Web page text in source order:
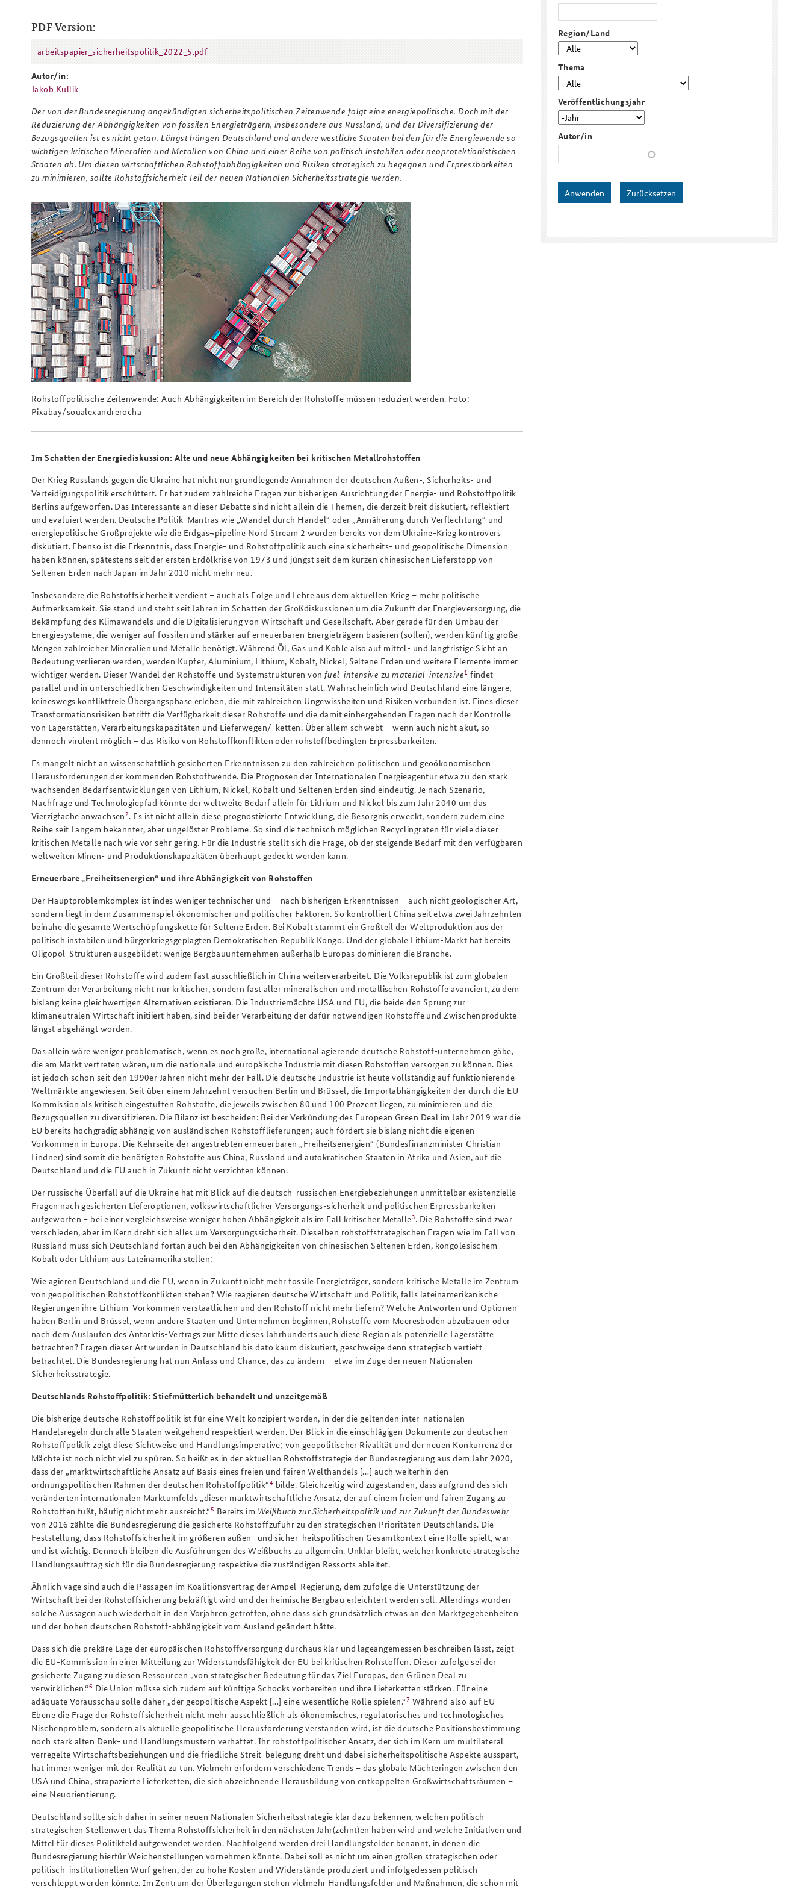
Praktika an der BAKS Freundeskreis
Arbeitskreis "Junge
Studierendenkonferenz
PDF Version:
arbeitspapier_sicherheitspolitik_2022_5.pdf
arbeitspapier_sicherheitspolitik_2022_5.pdf
Autor/in:
Jakob Kullik
Der von der Bundesregierung angekündigten sicherheitspolitischen Zeitenwende folgt eine energiepolitische. Doch mit der
Reduzierung der Abhängigkeiten von fossilen Energieträgern, insbesondere aus Russland, und der Diversifizierung der
Bezugsquellen ist es nicht getan. Längst hängen Deutschland und andere westliche Staaten bei den für die Energiewende so
wichtigen kritischen Mineralien und Metallen von China und einer Reihe von politisch instabilen oder neoprotektionistischen
Staaten ab. Um diesen wirtschaftlichen Rohstoffabhängigkeiten und Risiken strategisch zu begegnen und Erpressbarkeiten
zu minimieren, sollte Rohstoffsicherheit Teil der neuen Nationalen Sicherheitsstrategie werden.
Rohstoffpolitische Zeitenwende: Auch Abhängigkeiten im Bereich der Rohstoffe müssen reduziert werden. Foto:
Pixabay/soualexandrerocha
Im Schatten der Energiediskussion: Alte und neue Abhängigkeiten bei kritischen Metallrohstoffen
Der Krieg Russlands gegen die Ukraine hat nicht nur grundlegende Annahmen der deutschen Außen-, Sicherheits- und
Verteidigungspolitik erschüttert. Er hat zudem zahlreiche Fragen zur bisherigen Ausrichtung der Energie- und Rohstoffpolitik
Berlins aufgeworfen. Das Interessante an dieser Debatte sind nicht allein die Themen, die derzeit breit diskutiert, reflektiert
und evaluiert werden. Deutsche Politik-Mantras wie „Wandel durch Handel“ oder „Annäherung durch Verflechtung“ und
energiepolitische Großprojekte wie die Erdgas¬pipeline Nord Stream 2 wurden bereits vor dem Ukraine-Krieg kontrovers
diskutiert. Ebenso ist die Erkenntnis, dass Energie- und Rohstoffpolitik auch eine sicherheits- und geopolitische Dimension
haben können, spätestens seit der ersten Erdölkrise von 1973 und jüngst seit dem kurzen chinesischen Lieferstopp von
Seltenen Erden nach Japan im Jahr 2010 nicht mehr neu.
Insbesondere die Rohstoffsicherheit verdient – auch als Folge und Lehre aus dem aktuellen Krieg – mehr politische
Aufmerksamkeit. Sie stand und steht seit Jahren im Schatten der Großdiskussionen um die Zukunft der Energieversorgung, die
Bekämpfung des Klimawandels und die Digitalisierung von Wirtschaft und Gesellschaft. Aber gerade für den Umbau der
Energiesysteme, die weniger auf fossilen und stärker auf erneuerbaren Energieträgern basieren (sollen), werden künftig große
Mengen zahlreicher Mineralien und Metalle benötigt. Während Öl, Gas und Kohle also auf mittel- und langfristige Sicht an
Bedeutung verlieren werden, werden Kupfer, Aluminium, Lithium, Kobalt, Nickel, Seltene Erden und weitere Elemente immer
wichtiger werden. Dieser Wandel der Rohstoffe und Systemstrukturen von fuel-intensive zumaterial-intensive1 findet
parallel und in unterschiedlichen Geschwindigkeiten und Intensitäten statt. Wahrscheinlich wird Deutschland eine längere,
keineswegs konfliktfreie Übergangsphase erleben, die mit zahlreichen Ungewissheiten und Risiken verbunden ist. Eines dieser
Transformationsrisiken betrifft die Verfügbarkeit dieser Rohstoffe und die damit einhergehenden Fragen nach der Kontrolle
von Lagerstätten, Verarbeitungskapazitäten und Lieferwegen/-ketten. Über allem schwebt – wenn auch nicht akut, so
dennoch virulent möglich – das Risiko von Rohstoffkonflikten oder rohstoffbedingten Erpressbarkeiten.
Es mangelt nicht an wissenschaftlich gesicherten Erkenntnissen zu den zahlreichen politischen und geoökonomischen
Herausforderungen der kommenden Rohstoffwende. Die Prognosen der Internationalen Energieagentur etwa zu den stark
wachsenden Bedarfsentwicklungen von Lithium, Nickel, Kobalt und Seltenen Erden sind eindeutig. Je nach Szenario,
Nachfrage und Technologiepfad könnte der weltweite Bedarf allein für Lithium und Nickel bis zum Jahr 2040 um das
Vierzigfache anwachsen2. Es ist nicht allein diese prognostizierte Entwicklung, die Besorgnis erweckt, sondern zudem eine
Reihe seit Langem bekannter, aber ungelöster Probleme. So sind die technisch möglichen Recyclingraten für viele dieser
kritischen Metalle nach wie vor sehr gering. Für die Industrie stellt sich die Frage, ob der steigende Bedarf mit den verfügbaren
weltweiten Minen- und Produktionskapazitäten überhaupt gedeckt werden kann.
Erneuerbare „Freiheitsenergien“ und ihre Abhängigkeit von Rohstoffen
Der Hauptproblemkomplex ist indes weniger technischer und – nach bisherigen Erkenntnissen – auch nicht geologischer Art,
sondern liegt in dem Zusammenspiel ökonomischer und politischer Faktoren. So kontrolliert China seit etwa zwei Jahrzehnten
beinahe die gesamte Wertschöpfungskette für Seltene Erden. Bei Kobalt stammt ein Großteil der Weltproduktion aus der
politisch instabilen und bürgerkriegsgeplagten Demokratischen Republik Kongo. Und der globale Lithium-Markt hat bereits
Oligopol-Strukturen ausgebildet: wenige Bergbauunternehmen außerhalb Europas dominieren die Branche.
Ein Großteil dieser Rohstoffe wird zudem fast ausschließlich in China weiterverarbeitet. Die Volksrepublik ist zum globalen
Zentrum der Verarbeitung nicht nur kritischer, sondern fast aller mineralischen und metallischen Rohstoffe avanciert, zu dem
bislang keine gleichwertigen Alternativen existieren. Die Industriemächte USA und EU, die beide den Sprung zur
klimaneutralen Wirtschaft initiiert haben, sind bei der Verarbeitung der dafür notwendigen Rohstoffe und Zwischenprodukte
längst abgehängt worden.
Das allein wäre weniger problematisch, wenn es noch große, international agierende deutsche Rohstoff-unternehmen gäbe,
die am Markt vertreten wären, um die nationale und europäische Industrie mit diesen Rohstoffen versorgen zu können. Dies
ist jedoch schon seit den 1990er Jahren nicht mehr der Fall. Die deutsche Industrie ist heute vollständig auf funktionierende
Weltmärkte angewiesen. Seit über einem Jahrzehnt versuchen Berlin und Brüssel, die Importabhängigkeiten der durch die EU-
Kommission als kritisch eingestuften Rohstoffe, die jeweils zwischen 80 und 100 Prozent liegen, zu minimieren und die
Bezugsquellen zu diversifizieren. Die Bilanz ist bescheiden: Bei der Verkündung des European Green Deal im Jahr 2019 war die
EU bereits hochgradig abhängig von ausländischen Rohstofflieferungen; auch fördert sie bislang nicht die eigenen
Vorkommen in Europa. Die Kehrseite der angestrebten erneuerbaren „Freiheitsenergien“ (Bundesfinanzminister Christian
Lindner) sind somit die benötigten Rohstoffe aus China, Russland und autokratischen Staaten in Afrika und Asien, auf die
Deutschland und die EU auch in Zukunft nicht verzichten können.
Der russische Überfall auf die Ukraine hat mit Blick auf die deutsch-russischen Energiebeziehungen unmittelbar existenzielle
Fragen nach gesicherten Lieferoptionen, volkswirtschaftlicher Versorgungs-sicherheit und politischen Erpressbarkeiten
aufgeworfen – bei einer vergleichsweise weniger hohen Abhängigkeit als im Fall kritischer Metalle3. Die Rohstoffe sind zwar
verschieden, aber im Kern dreht sich alles um Versorgungssicherheit. Dieselben rohstoffstrategischen Fragen wie im Fall von
Russland muss sich Deutschland fortan auch bei den Abhängigkeiten von chinesischen Seltenen Erden, kongolesischem
Kobalt oder Lithium aus Lateinamerika stellen:
Wie agieren Deutschland und die EU, wenn in Zukunft nicht mehr fossile Energieträger, sondern kritische Metalle im Zentrum
von geopolitischen Rohstoffkonflikten stehen? Wie reagieren deutsche Wirtschaft und Politik, falls lateinamerikanische
Regierungen ihre Lithium-Vorkommen verstaatlichen und den Rohstoff nicht mehr liefern? Welche Antworten und Optionen
haben Berlin und Brüssel, wenn andere Staaten und Unternehmen beginnen, Rohstoffe vom Meeresboden abzubauen oder
nach dem Auslaufen des Antarktis-Vertrags zur Mitte dieses Jahrhunderts auch diese Region als potenzielle Lagerstätte
betrachten? Fragen dieser Art wurden in Deutschland bis dato kaum diskutiert, geschweige denn strategisch vertieft
betrachtet. Die Bundesregierung hat nun Anlass und Chance, das zu ändern – etwa im Zuge der neuen Nationalen
Sicherheitsstrategie.
Deutschlands Rohstoffpolitik: Stiefmütterlich behandelt und unzeitgemäß
Die bisherige deutsche Rohstoffpolitik ist für eine Welt konzipiert worden, in der die geltenden inter-nationalen
Handelsregeln durch alle Staaten weitgehend respektiert werden. Der Blick in die einschlägigen Dokumente zur deutschen
Rohstoffpolitik zeigt diese Sichtweise und Handlungsimperative; von geopolitischer Rivalität und der neuen Konkurrenz der
Mächte ist noch nicht viel zu spüren. So heißt es in der aktuellen Rohstoffstrategie der Bundesregierung aus dem Jahr 2020,
dass der „marktwirtschaftliche Ansatz auf Basis eines freien und fairen Welthandels […] auch weiterhin den
ordnungspolitischen Rahmen der deutschen Rohstoffpolitik“4 bilde. Gleichzeitig wird zugestanden, dass aufgrund des sich
veränderten internationalen Marktumfelds „dieser marktwirtschaftliche Ansatz, der auf einem freien und fairen Zugang zu
Rohstoffen fußt, häufig nicht mehr ausreicht.“5 Bereits im Weißbuch zur Sicherheitspolitik und zur Zukunft der Bundeswehr
von 2016 zählte die Bundesregierung die gesicherte Rohstoffzufuhr zu den strategischen Prioritäten Deutschlands. Die
Feststellung, dass Rohstoffsicherheit im größeren außen- und sicher-heitspolitischen Gesamtkontext eine Rolle spielt, war
und ist wichtig. Dennoch bleiben die Ausführungen des Weißbuchs zu allgemein. Unklar bleibt, welcher konkrete strategische
Handlungsauftrag sich für die Bundesregierung respektive die zuständigen Ressorts ableitet.
Ähnlich vage sind auch die Passagen im Koalitionsvertrag der Ampel-Regierung, dem zufolge die Unterstützung der
Wirtschaft bei der Rohstoffsicherung bekräftigt wird und der heimische Bergbau erleichtert werden soll. Allerdings wurden
solche Aussagen auch wiederholt in den Vorjahren getroffen, ohne dass sich grundsätzlich etwas an den Marktgegebenheiten
und der hohen deutschen Rohstoff-abhängigkeit vom Ausland geändert hätte.
Dass sich die prekäre Lage der europäischen Rohstoffversorgung durchaus klar und lageangemessen beschreiben lässt, zeigt
die EU-Kommission in einer Mitteilung zur Widerstandsfähigkeit der EU bei kritischen Rohstoffen. Dieser zufolge sei der
gesicherte Zugang zu diesen Ressourcen „von strategischer Bedeutung für das Ziel Europas, den Grünen Deal zu
verwirklichen.“6 Die Union müsse sich zudem auf künftige Schocks vorbereiten und ihre Lieferketten stärken. Für eine
adäquate Vorausschau solle daher „der geopolitische Aspekt […] eine wesentliche Rolle spielen.“7 Während also auf EU-
Ebene die Frage der Rohstoffsicherheit nicht mehr ausschließlich als ökonomisches, regulatorisches und technologisches
Nischenproblem, sondern als aktuelle geopolitische Herausforderung verstanden wird, ist die deutsche Positionsbestimmung
noch stark alten Denk- und Handlungsmustern verhaftet. Ihr rohstoffpolitischer Ansatz, der sich im Kern um multilateral
verregelte Wirtschaftsbeziehungen und die friedliche Streit-belegung dreht und dabei sicherheitspolitische Aspekte ausspart,
hat immer weniger mit der Realität zu tun. Vielmehr erfordern verschiedene Trends – das globale Mächteringen zwischen den
USA und China, strapazierte Lieferketten, die sich abzeichnende Herausbildung von entkoppelten Großwirtschaftsräumen –
eine Neuorientierung.
Deutschland sollte sich daher in seiner neuen Nationalen Sicherheitsstrategie klar dazu bekennen, welchen politisch-
strategischen Stellenwert das Thema Rohstoffsicherheit in den nächsten Jahr(zehnt)en haben wird und welche Initiativen und
Mittel für dieses Politikfeld aufgewendet werden. Nachfolgend werden drei Handlungsfelder benannt, in denen die
Bundesregierung hierfür Weichenstellungen vornehmen könnte. Dabei soll es nicht um einen großen strategischen oder
politisch-institutionellen Wurf gehen, der zu hohe Kosten und Widerstände produziert und infolgedessen politisch
verschleppt werden könnte. Im Zentrum der Überlegungen stehen vielmehr Handlungsfelder und Maßnahmen, die schon mit
Region/Land
Thema
Veröffentlichungsjahr
Veröffentlichungsjahr
Jahr
Autor/in